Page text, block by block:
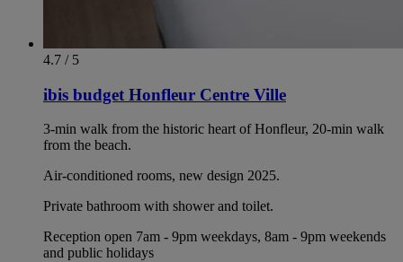
4.7 / 5
ibis budget Honfleur Centre Ville
3-min walk from the historic heart of Honfleur, 20-min walk
from the beach.
Air-conditioned rooms, new design 2025.
Private bathroom with shower and toilet.
Reception open 7am - 9pm weekdays, 8am - 9pm weekends
and public holidays